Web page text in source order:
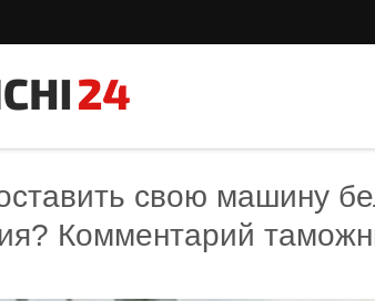
свою машину
Комментарий